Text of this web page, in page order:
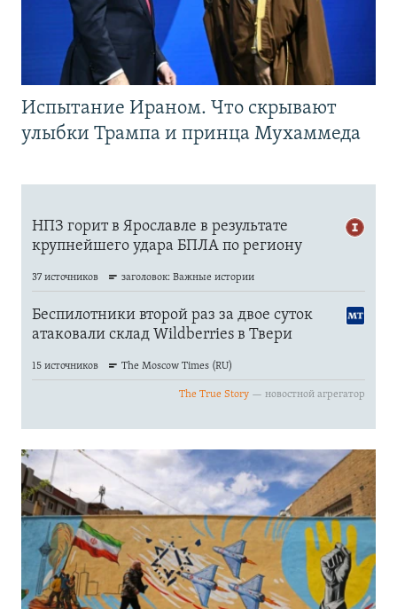
Испытание Ираном. Что скрывают
улыбки Трампа и принца Мухаммеда